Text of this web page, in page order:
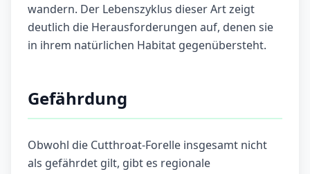
wandern. Der Lebenszyklus dieser Art zeigt
deutlich die Herausforderungen auf, denen sie
in ihrem natürlichen Habitat gegenübersteht.
Gefährdung
Obwohl die Cutthroat-Forelle insgesamt nicht
als gefährdet gilt, gibt es regionale